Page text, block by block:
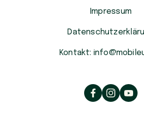
Impressum
Kontakt: